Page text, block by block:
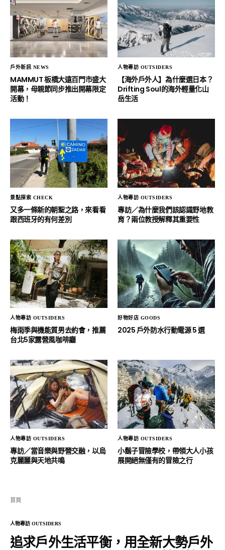
戶外新訊 NEWS
MAMMUT 板橋大遠百門市盛大
開幕，母親節同步推出開幕限定
活動！
人物專訪 OUTSIDERS
【海外戶外人】為什麼選日本？
Drifting Soul的海外輕量化山
岳生活
景點探索 CHECK
又多一條新的朝聖之路，來看看
跟西班牙的有何差別
人物專訪 OUTSIDERS
專訪／為什麼我們該認識野地教
育？兩位教授解釋其重要性
人物專訪 OUTSIDERS
梅雨季與機能質男去約會，推薦
台北5家露營風咖啡廳
好物好店 GOODS
2025 戶外防水行動電源 5 選
人物專訪 OUTSIDERS
專訪／當音樂與野營交融，以烏
克麗麗與天地共鳴
人物專訪 OUTSIDERS
小鬍子冒險學校，帶領大人小孩
展開絕無僅有的冒險之行
首頁
人物專訪 OUTSIDERS
追求戶外生活平衡，用全新大勢戶外